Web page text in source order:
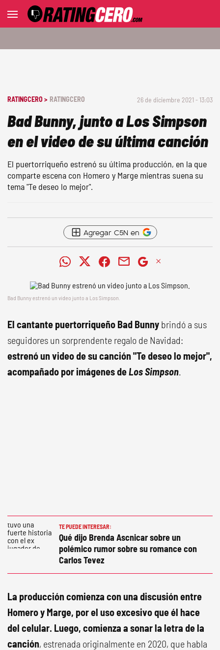
RATINGCERO > RATINGCERO 26 de diciembre 2021 - 13:03
Bad Bunny, junto a Los Simpson
en el video de su última canción
El puertorriqueño estrenó su última producción, en la que
comparte escena con Homero y Marge mientras suena su
tema "Te deseo lo mejor".
Agregar C5N en
Bad Bunny estrenó un video junto a Los Simpson.
El cantante puertorriqueño Bad Bunny brindó a sus
seguidores un sorprendente regalo de Navidad:
estrenó un video de su canción "Te deseo lo mejor",
acompañado por imágenes deLos Simpson.
TE PUEDE INTERESAR:
Qué dijo Brenda Ascnicar sobre un
polémico rumor sobre su romance con
Carlos Tevez
La producción comienza con una discusión entre
Homero y Marge, por el uso excesivo que él hace
del celular. Luego, comienza a sonar la letra de la
canción, estrenada originalmente en 2020, que habla